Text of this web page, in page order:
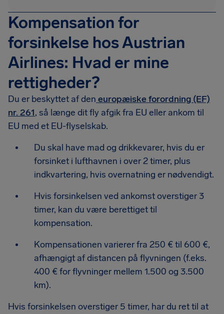
Kompensation for
forsinkelse hos Austrian
Airlines: Hvad er mine
rettigheder?
Du er beskyttet af den europæiske forordning (EF)
nr. 261, så længe dit fly afgik fra EU eller ankom til
EU med et EU-flyselskab.
Du skal have mad og drikkevarer, hvis du er
forsinket i lufthavnen i over 2 timer, plus
indkvartering, hvis overnatning er nødvendigt.
Hvis forsinkelsen ved ankomst overstiger 3
timer, kan du være berettiget til
kompensation.
Kompensationen varierer fra 250 € til 600 €,
afhængigt af distancen på flyvningen (f.eks.
400 € for flyvninger mellem 1.500 og 3.500
km).
Hvis forsinkelsen overstiger 5 timer, har du ret til at